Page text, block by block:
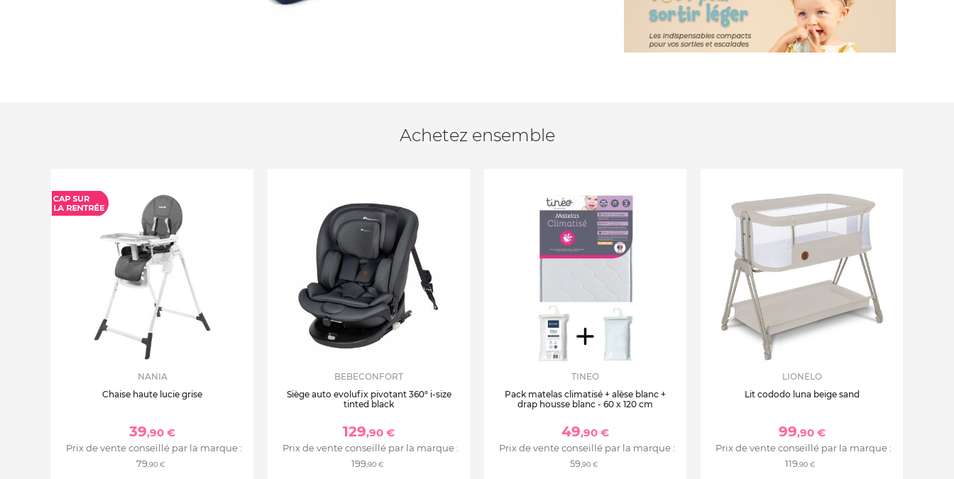
Achetez ensemble
NANIA
Chaise haute lucie grise
39,90 €
Prix de vente conseillé par la marque :
79,90 €
BEBECONFORT
Siège auto evolufix pivotant 360° i-size
tinted black
129,90 €
Prix de vente conseillé par la marque :
199,90 €
TINEO
Pack matelas climatisé + alèse blanc +
drap housse blanc - 60 x 120 cm
49,90 €
Prix de vente conseillé par la marque :
59,90 €
LIONELO
Lit cododo luna beige sand
99,90 €
Prix de vente conseillé par la marque :
119,90 €